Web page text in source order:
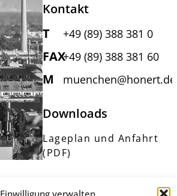
Einwilligung verwalten
Kontakt
T
FAX
M
+49 (89) 388 381 0
+49 (89) 388 381 60
muenchen@honert.de
Downloads
Lageplan und Anfahrt
(PDF)